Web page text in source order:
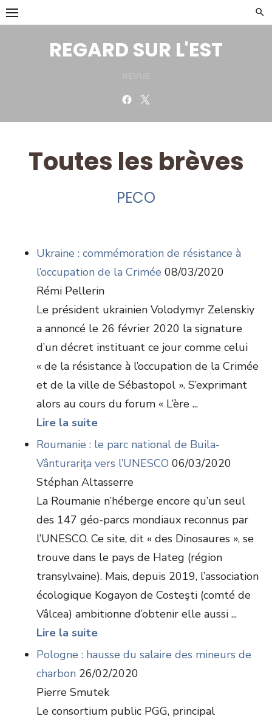
Skip
to
REGARD SUR L'EST
Facebook
Toutes les brèves
PECO
Ukraine : commémoration de résistance à
l’occupation de la Crimée 08/03/2020
Rémi Pellerin
Le président ukrainien Volodymyr Zelenskiy
a annoncé le 26 février 2020 la signature
d’un décret instituant ce jour comme celui
« de la résistance à l’occupation de la Crimée
et de la ville de Sébastopol ». S’exprimant
alors au cours du forum « L’ère ...
Lire la suite
Roumanie : le parc national de Buila-
Vânturariţa vers l’UNESCO 06/03/2020
Stéphan Altasserre
La Roumanie n’héberge encore qu’un seul
des 147 géo-parcs mondiaux reconnus par
l’UNESCO. Ce site, dit « des Dinosaures », se
trouve dans le pays de Hateg (région
transylvaine). Mais, depuis 2019, l’association
écologique Kogayon de Costeşti (comté de
Vâlcea) ambitionne d’obtenir elle aussi ...
Lire la suite
Pologne : hausse du salaire des mineurs de
charbon 26/02/2020
Pierre Smutek
Le consortium public PGG, principal